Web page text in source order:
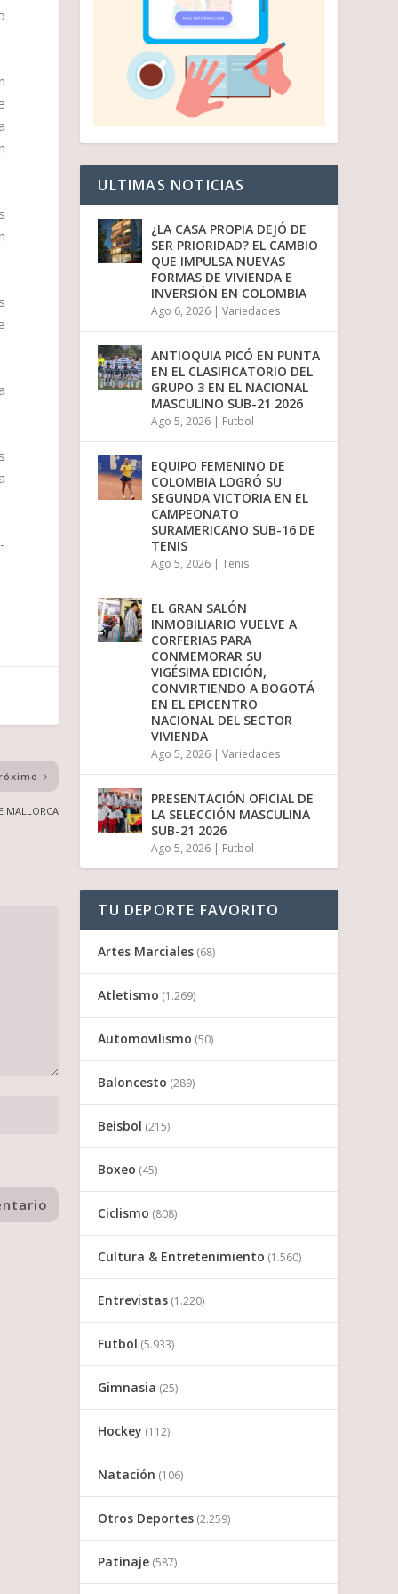
MALLORCA
ULTIMAS NOTICIAS
¿LA CASA PROPIA DEJÓ DE
SER PRIORIDAD? EL CAMBIO
QUE IMPULSA NUEVAS
FORMAS DE VIVIENDA E
INVERSIÓN EN COLOMBIA
Ago 6, 2026 |Variedades
ANTIOQUIA PICÓ EN PUNTA
EN EL CLASIFICATORIO DEL
GRUPO 3 EN EL NACIONAL
MASCULINO SUB-21 2026
Ago 5, 2026 | Futbol
EQUIPO FEMENINO DE
COLOMBIA LOGRÓ SU
SEGUNDA VICTORIA EN EL
CAMPEONATO
SURAMERICANO SUB-16 DE
TENIS
Ago 5, 2026 |Tenis
EL GRAN SALÓN
INMOBILIARIO VUELVE A
CORFERIAS PARA
CONMEMORAR SU
VIGÉSIMA EDICIÓN,
CONVIRTIENDO A BOGOTÁ
EN EL EPICENTRO
NACIONAL DEL SECTOR
VIVIENDA
Ago 5, 2026 |Variedades
PRESENTACIÓN OFICIAL DE
LA SELECCIÓN MASCULINA
SUB-21 2026
Ago 5, 2026 | Futbol
TU DEPORTE FAVORITO
Artes Marciales (68)
Atletismo (1.269)
Automovilismo (50)
Baloncesto (289)
Beisbol (215)
Boxeo (45)
Ciclismo (808)
Cultura & Entretenimiento (1.560)
Entrevistas (1.220)
Futbol (5.933)
Gimnasia (25)
Hockey (112)
Natación (106)
Otros Deportes (2.259)
Patinaje (587)